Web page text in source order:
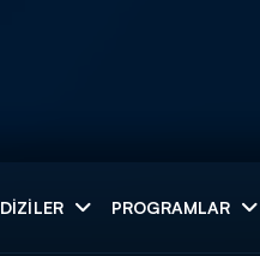
DIZILER PROGRAMLAR